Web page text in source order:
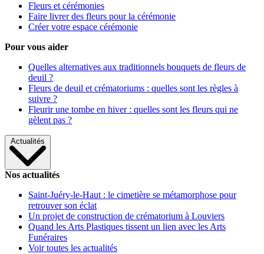
Fleurs et cérémonies
Faire livrer des fleurs pour la cérémonie
Créer votre espace cérémonie
Pour vous aider
Quelles alternatives aux traditionnels bouquets de fleurs de
deuil ?
Fleurs de deuil et crématoriums : quelles sont les règles à
suivre ?
Fleurir une tombe en hiver : quelles sont les fleurs qui ne
gèlent pas ?
Actualités
Nos actualités
Saint-Juéry-le-Haut : le cimetière se métamorphose pour
retrouver son éclat
Un projet de construction de crématorium à Louviers
Quand les Arts Plastiques tissent un lien avec les Arts
Funéraires
Voir toutes les actualités